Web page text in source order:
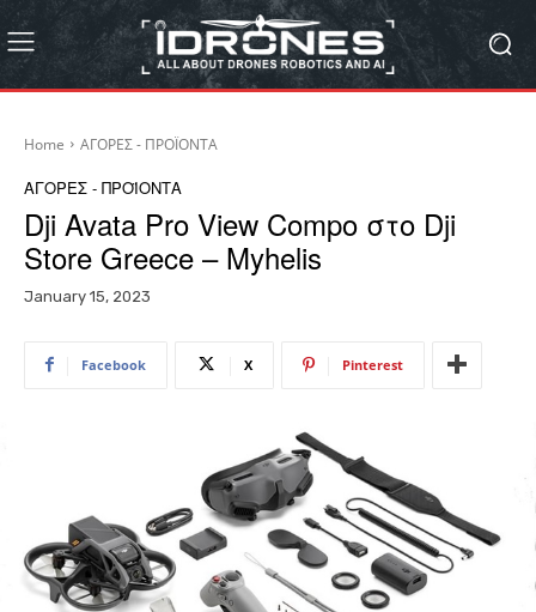
Home ΑΓΟΡΕΣ - ΠΡΟΪΟΝΤΑ
ΑΓΟΡΕΣ - ΠΡΟΪΟΝΤΑ
Dji Avata Pro View Compo στο Dji
Store Greece – Myhelis
January 15, 2023
Facebook X Pinterest